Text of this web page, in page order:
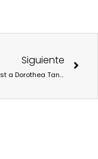
Siguiente
De Max Ernst a Dorothea Tanning: surrealismo en movimiento y memoria recuperada